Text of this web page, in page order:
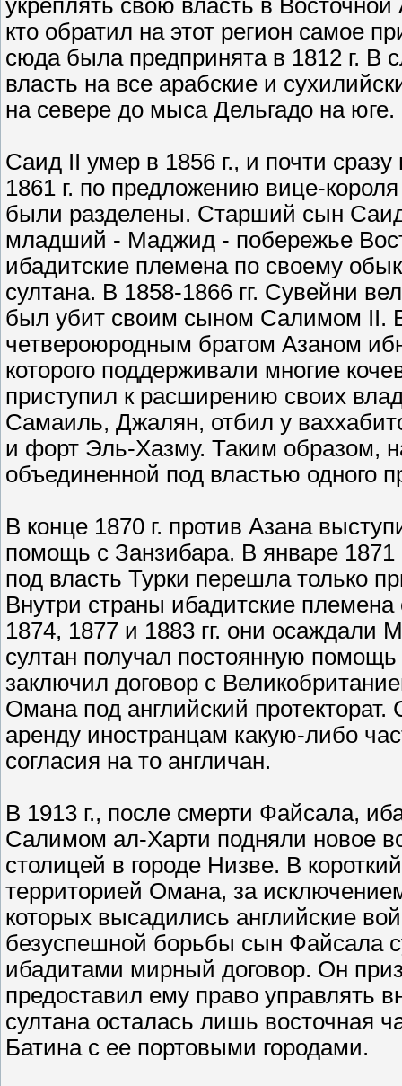
укреплять свою власть в
кто обратил на этот регион самое
сюда была предпринята в 1812 г. В
власть на все арабские и
на севере до мыса Дельгадо на юге.
Саид II умер в 1856 г., и почти
1861 г. по предложению вице-
были разделены. Старший сын
младший - Маджид - побережье
ибадитские племена по своему
султана. В 1858-1866 гг. Сувейни
был убит своим сыном Салимом II. В
четвероюродным братом Азаном
которого поддерживали многие
приступил к расширению своих
Самаиль, Джалян, отбил у
и форт Эль-Хазму. Таким образом,
объединенной под властью одного
В конце 1870 г. против Азана
помощь с Занзибара. В январе
под власть Турки перешла только
Внутри страны ибадитские
1874, 1877 и 1883 гг. они осаждали
султан получал постоянную
заключил договор с
Омана под английский
аренду иностранцам какую-либо
согласия на то англичан.
В 1913 г., после смерти Файсала,
Салимом ал-Харти подняли новое
столицей в городе Низве. В
территорией Омана, за
которых высадились английские
безуспешной борьбы сын Файсала
ибадитами мирный договор. Он
предоставил ему право управлять
султана осталась лишь восточная
Батина с ее портовыми городами.